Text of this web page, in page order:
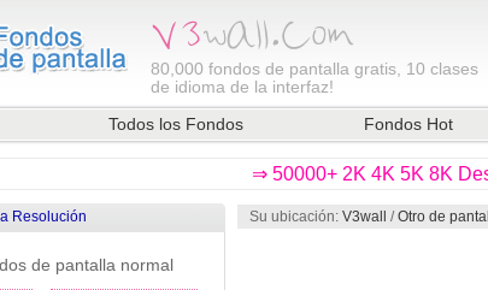
80,000 fondos de pantalla gratis, 10 clases
de idioma de la interfaz!
Todos los Fondos Fondos Hot
⇒ 50000+ 2K 4K 5K 8K
Resolución
de pantalla normal
Su ubicación: V3wall /Otro de